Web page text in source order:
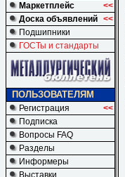
Маркетплейс
<<
Доска объявлений <<
Подшипники
ГОСТы и стандарты
ПОЛЬЗОВАТЕЛЯМ
Регистрация
<<
Подписка
Вопросы FAQ
Разделы
Информеры
Выставки